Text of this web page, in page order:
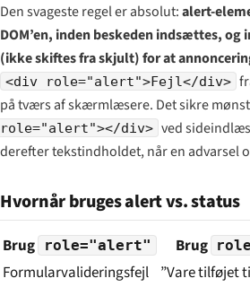
Den svageste regel er absolut:alert-
DOM’en, inden beskeden indsættes, og
(ikke skiftes fra skjult) for at
<div role="alert">Fejl</div>
på tværs af skærmlæsere. Det sikre
role="alert"></div> ved
derefter tekstindholdet, når en advarsel
Hvornår bruges alert vs. status
Brug role="alert" Brug
Formularvalideringsfejl ”Vare tilføjet